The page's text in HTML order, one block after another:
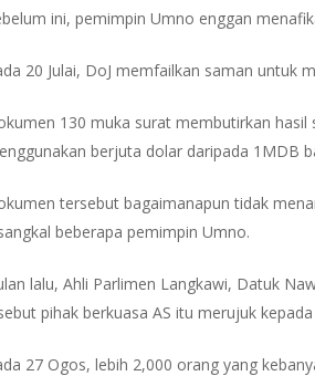
ini, pemimpin Umno enggan
20 Julai, DoJ memfailkan saman untuk
130 muka surat membutirkan
berjuta dolar daripada 1MDB
tersebut bagaimanapun tidak
beberapa pemimpin Umno.
lalu, Ahli Parlimen Langkawi, Datuk
pihak berkuasa AS itu merujuk
27 Ogos, lebih 2,000 orang yang